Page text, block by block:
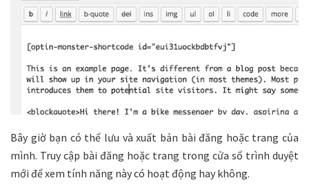
Bây giờ bạn có thể lưu và xuất bản bài đăng hoặc trang của
mình. Truy cập bài đăng hoặc trang trong cửa sổ trình duyệt
mới để xem tính năng này có hoạt động hay không.